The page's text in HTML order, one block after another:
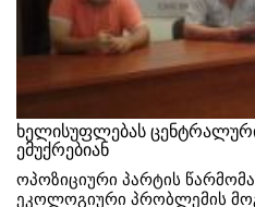
ხელისუფლებას
ემუქრებიან
ოპოზიციური პარტის
ეკოლოგიური პრობლემის